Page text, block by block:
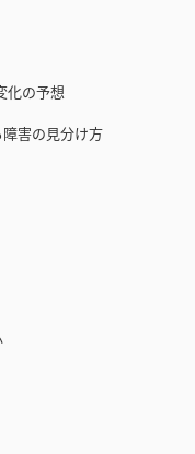
化の予想
害の見分け方